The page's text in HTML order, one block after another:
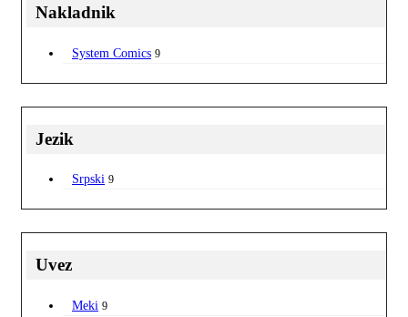
Nakladnik
System Comics 9
Jezik
Srpski 9
Uvez
Meki 9